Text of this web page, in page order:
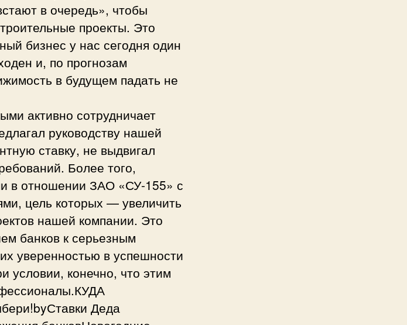
в очередь», чтобы
проекты. Это
бизнес у нас сегодня один
и, по прогнозам
в будущем падать не
активно сотрудничает
руководству нашей
ставку, не выдвигал
Более того,
в отношении ЗАО «СУ-155» с
цель которых — увеличить
нашей компании. Это
банков к серьезным
уверенностью в успешности
условии, конечно, что этим
Деда